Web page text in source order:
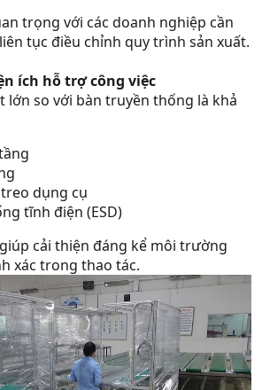
trọng với các doanh nghiệp cần
tục điều chỉnh quy trình sản xuất.
ích hỗ trợ công việc
lớn so với bàn truyền thống là khả
dụng cụ
tĩnh điện (ESD)
cải thiện đáng kể môi trường
xác trong thao tác.